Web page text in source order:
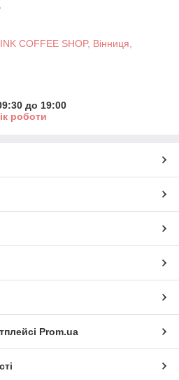
COFFEE SHOP, Вінниця,
до 19:00
роботи
Prom.ua